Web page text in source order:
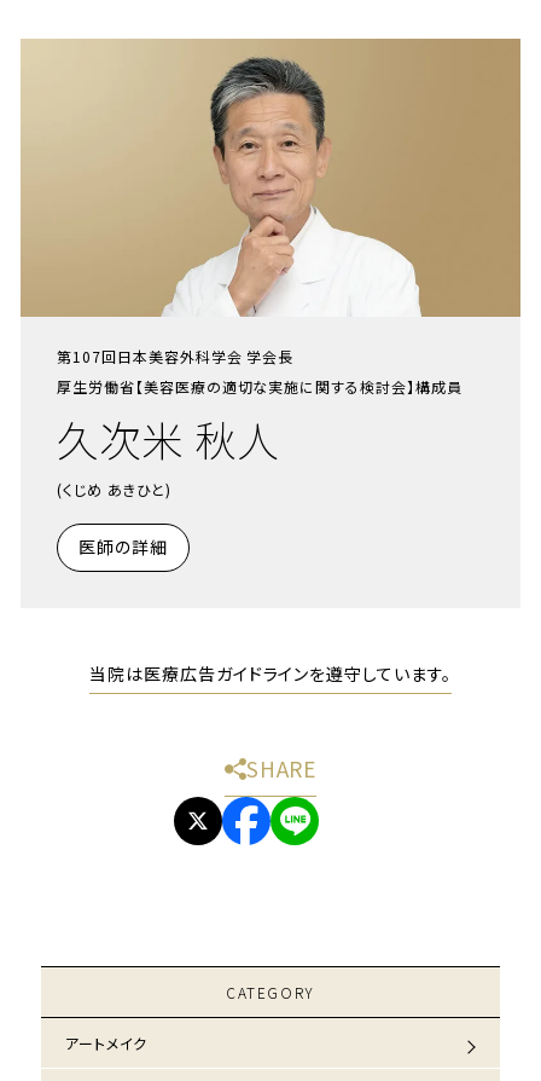
第107回日本美容外科学会 学会長
厚生労働省【美容医療の適切な実施に関する検討会】構成員
久次米 秋人
(くじめ あきひと)
医師の詳細
当院は医療広告ガイドラインを遵守しています。
SHARE
CATEGORY
アートメイク